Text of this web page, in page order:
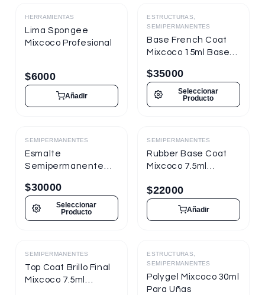
Destacado
HERRAMIENTAS
Lima Spongee
Mixcoco Profesional
$6000
Añadir
Destacado
ESTRUCTURAS,
SEMIPERMANENTES
Base French Coat
Mixcoco 15ml Base
$35000
Seleccionar
Producto
Destacado
SEMIPERMANENTES
Esmalte
Semipermanente
Semitraslúcido 15ml
para Uñas
$30000
Seleccionar
Producto
Destacado
SEMIPERMANENTES
Rubber Base Coat
Mixcoco 7.5ml
para Uñas
$22000
Añadir
Destacado
SEMIPERMANENTES
Top Coat Brillo Final
Mixcoco 7.5ml
Destacado
ESTRUCTURAS,
SEMIPERMANENTES
Polygel Mixcoco 30ml
Para Uñas